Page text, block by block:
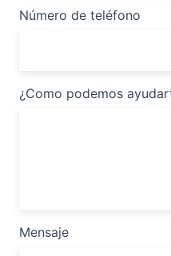
Número de teléfono
¿Como podemos
Mensaje